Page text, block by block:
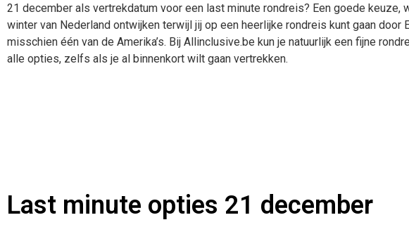
21 december als vertrekdatum voor een last minute rondreis? Een goede keuze,
winter van Nederland ontwijken terwijl jij op een heerlijke rondreis kunt gaan door
misschien één van de Amerika’s. Bij Allinclusive.be kun je natuurlijk een fijne
alle opties, zelfs als je al binnenkort wilt gaan vertrekken.
Last minute opties 21 december